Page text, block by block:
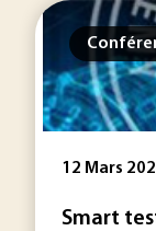
12 Mars
Smart